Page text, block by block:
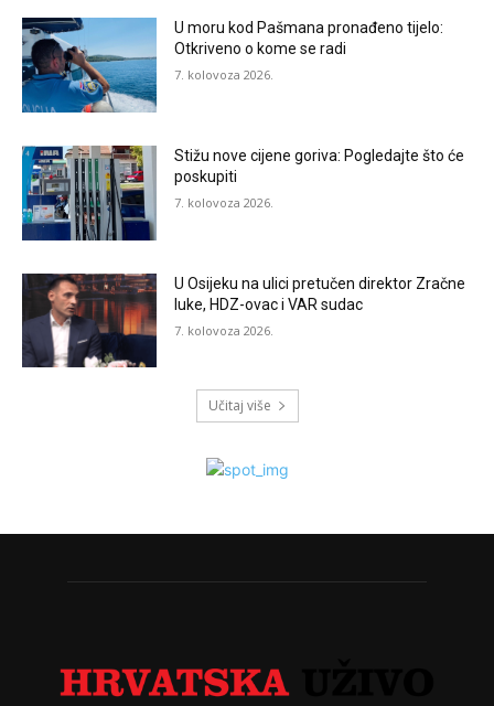
U moru kod Pašmana pronađeno tijelo:
Otkriveno o kome se radi
7. kolovoza 2026.
Stižu nove cijene goriva: Pogledajte što će
poskupiti
7. kolovoza 2026.
U Osijeku na ulici pretučen direktor Zračne
luke, HDZ-ovac i VAR sudac
7. kolovoza 2026.
Učitaj više